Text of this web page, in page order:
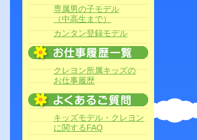
専属男の子モデル
（中高生まで）
カンタン登録モデル
クレヨン所属キッズの
お仕事履歴
キッズモデル・クレヨン
に関するFAQ